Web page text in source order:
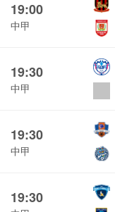
19:00
中甲
19:30
中甲
19:30
中甲
19:30